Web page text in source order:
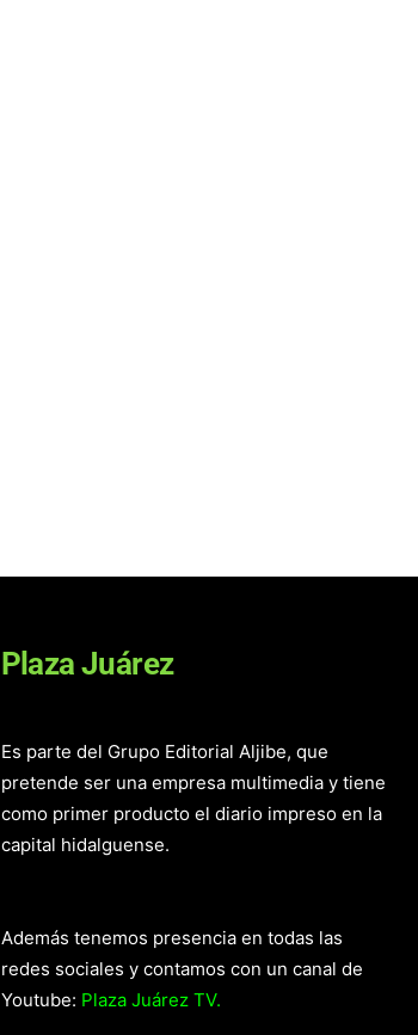
Plaza Juárez
Es parte del Grupo Editorial Aljibe, que
pretende ser una empresa multimedia y tiene
como primer producto el diario impreso en la
capital hidalguense.
Además tenemos presencia en todas las
redes sociales y contamos con un canal de
Youtube: Plaza Juárez TV.